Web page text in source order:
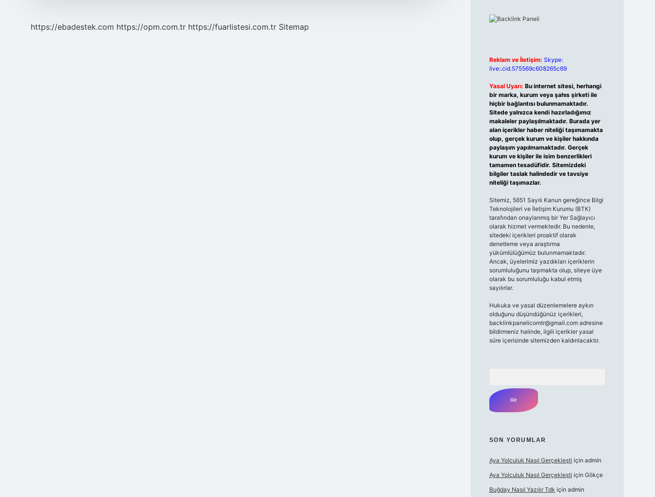
https://ebadestek.com https://opm.com.tr https://fuarlistesi.com.tr Sitemap
Reklam ve İletişim: Skype:
live:.cid.575569c608265c69
Yasal Uyarı: Bu internet sitesi, herhangi
bir marka, kurum veya şahıs şirketi ile
hiçbir bağlantısı bulunmamaktadır.
Sitede yalnızca kendi hazırladığımız
makaleler paylaşılmaktadır. Burada yer
alan içerikler haber niteliği taşımamakta
olup, gerçek kurum ve kişiler hakkında
paylaşım yapılmamaktadır. Gerçek
kurum ve kişiler ile isim benzerlikleri
tamamen tesadüfidir. Sitemizdeki
bilgiler taslak halindedir ve tavsiye
niteliği taşımazlar.
Sitemiz, 5651 Sayılı Kanun gereğince Bilgi
Teknolojileri ve İletişim Kurumu (BTK)
tarafından onaylanmış bir Yer Sağlayıcı
olarak hizmet vermektedir. Bu nedenle,
sitedeki içerikleri proaktif olarak
denetleme veya araştırma
yükümlülüğümüz bulunmamaktadır.
Ancak, üyelerimiz yazdıkları içeriklerin
sorumluluğunu taşımakta olup, siteye üye
olarak bu sorumluluğu kabul etmiş
sayılırlar.
Hukuka ve yasal düzenlemelere aykırı
olduğunu düşündüğünüz içerikleri,
backlinkpanelicomtr@gmail.com adresine
bildirmeniz halinde, ilgili içerikler yasal
süre içerisinde sitemizden kaldırılacaktır.
SON YORUMLAR
Aya Yolculuk Nasıl Gerçekleşti için admin
Aya Yolculuk Nasıl Gerçekleşti için Gökçe
Buğday Nasıl Yazılır Tdk için admin